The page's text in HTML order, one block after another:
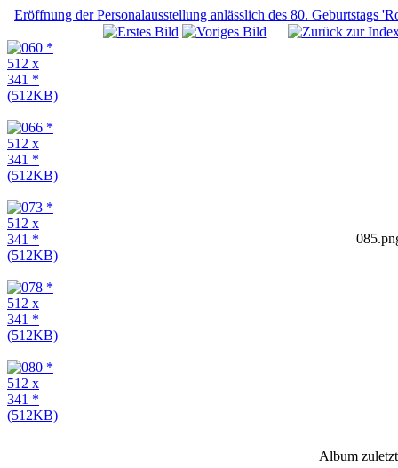
Eröffnung der Personalausstellung anlässlich des 80. Geburtstags
Album